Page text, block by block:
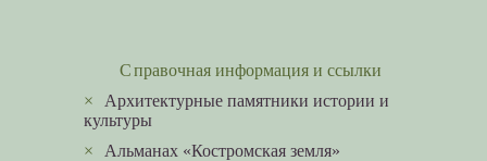
Справочная информация и ссылки
Архитектурные памятники истории и
культуры
Альманах «Костромская земля»